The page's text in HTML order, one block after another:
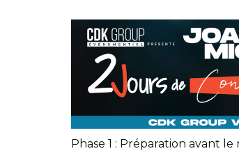
Phase 1 : Préparation avant